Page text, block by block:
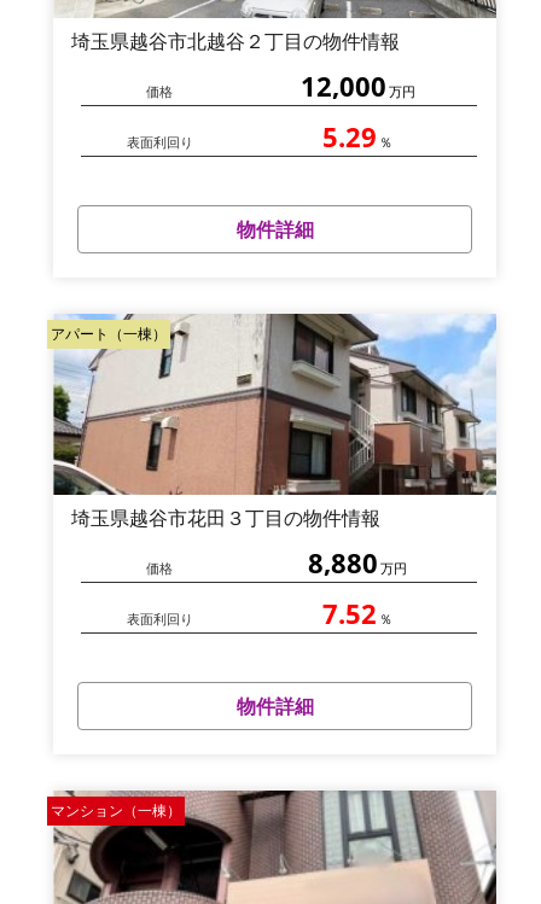
埼玉県越谷市北越谷２丁目の物件情報
価格 12,000 万円
表面利回り 5.29 ％
物件詳細
アパート（一棟）
埼玉県越谷市花田３丁目の物件情報
価格 8,880 万円
表面利回り 7.52 ％
物件詳細
マンション（一棟）